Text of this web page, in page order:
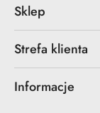
Sklep
Strefa klienta
Informacje